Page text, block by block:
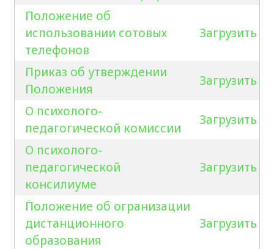
Положение об
использовании сотовых
телефонов
Загрузить
Приказ об утверждении
Положения
Загрузить
О психолого-
педагогической комиссии
Загрузить
О психолого-
педагогической
консилиуме
Загрузить
Положение об огранизации
дистанционного
образования
Загрузить